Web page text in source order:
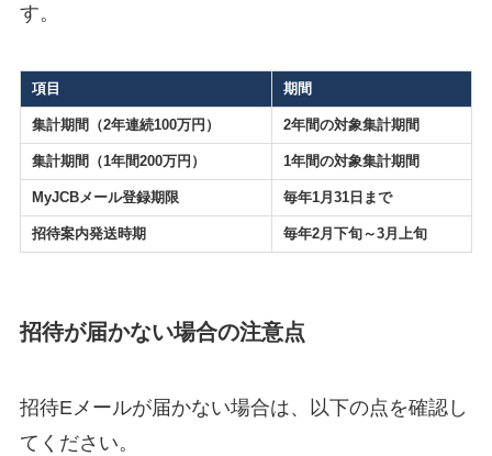
す。
項目 期間
集計期間（2年連続100万円） 2年間の対象集計期間
集計期間（1年間200万円） 1年間の対象集計期間
MyJCBメール登録期限 毎年1月31日まで
招待案内発送時期 毎年2月下旬～3月上旬
招待が届かない場合の注意点
招待Eメールが届かない場合は、以下の点を確認し
てください。